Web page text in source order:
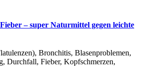
– super Naturmittel gegen leichte
Bronchitis, Blasenproblemen,
Durchfall, Fieber, Kopfschmerzen,